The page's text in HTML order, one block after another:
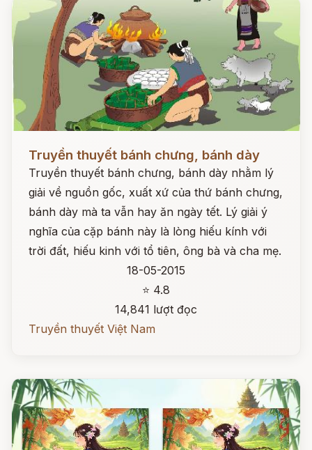
Đọc ngay
Truyền thuyết bánh chưng, bánh dày
Truyền thuyết bánh chưng, bánh dày nhằm lý
giải về nguồn gốc, xuất xứ của thứ bánh chưng,
bánh dày mà ta vẫn hay ăn ngày tết. Lý giải ý
nghĩa của cặp bánh này là lòng hiếu kính với
trời đất, hiếu kinh với tổ tiên, ông bà và cha mẹ.
18-05-2015
⭐ 4.8
14,841 lượt đọc
Truyền thuyết Việt Nam